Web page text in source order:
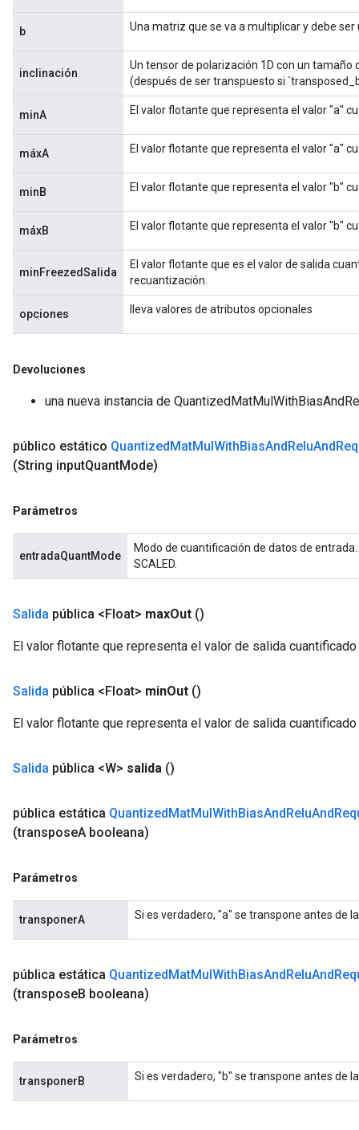
b Una matriz que se va a multiplicar y debe
inclinación
Un tensor de polarización 1D con un tamaño
(después de ser transpuesto si
minA El valor flotante que representa el valor "a"
máxA El valor flotante que representa el valor "a"
minB El valor flotante que representa el valor "b"
máxB El valor flotante que representa el valor "b"
minFreezedSalida
El valor flotante que es el valor de salida
recuantización.
opciones lleva valores de atributos opcionales
Devoluciones
una nueva instancia de
público estático QuantizedMatMulWithBiasAndReluAnd
(String inputQuantMode)
Parámetros
entradaQuantMode
Modo de cuantificación de datos de
SCALED.
Salida pública <Float> maxOut ()
El valor flotante que representa el valor de salida
Salida pública <Float> minOut ()
El valor flotante que representa el valor de salida cuantificado
Salida pública <W> salida ()
pública estática QuantizedMatMulWithBiasAndReluAnd
(transposeA booleana)
Parámetros
transponerA Si es verdadero, "a" se transpone antes de
pública estática QuantizedMatMulWithBiasAndReluAnd
(transposeB booleana)
Parámetros
transponerB Si es verdadero, "b" se transpone antes de